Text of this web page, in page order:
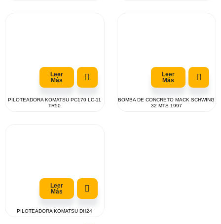
Leer
Más
PILOTEADORA KOMATSU PC170 LC-11
TR50
Leer
Más
BOMBA DE CONCRETO MACK SCHWING
32 MTS 1997
Leer
Más
PILOTEADORA KOMATSU DH24